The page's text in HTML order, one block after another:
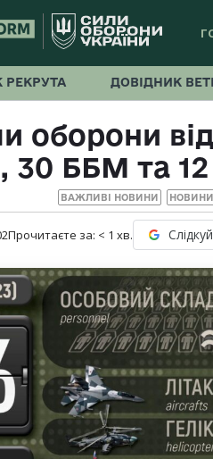
РЕКРУТА ДОВІДНИК
оборони
30 ББМ та 12
ВАЖЛИВІ НОВИНИ НОВИНИ
Прочитаєте за: < 1 хв.